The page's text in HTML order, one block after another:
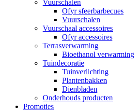
Vuurschalen
Ofyr sfeerbarbecues
Vuurschalen
Vuurschaal accessoires
Ofyr accessoires
Terrasverwarming
Bioethanol verwarming
Tuindecoratie
Tuinverlichting
Plantenbakken
Dienbladen
Onderhouds producten
Promoties